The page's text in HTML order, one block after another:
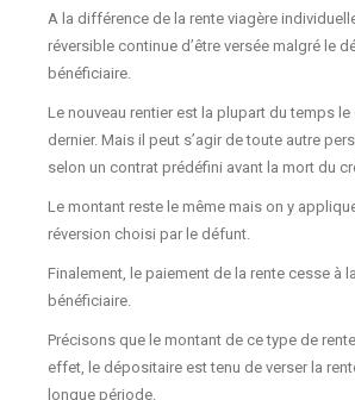
A la différence de la rente viagère
réversible continue d’être versée malgré le
bénéficiaire.
Le nouveau rentier est la plupart du temps
dernier. Mais il peut s’agir de toute autre
selon un contrat prédéfini avant la mort du
Le montant reste le même mais on y
réversion choisi par le défunt.
Finalement, le paiement de la rente cesse à
bénéficiaire.
Précisons que le montant de ce type de
effet, le dépositaire est tenu de verser la
longue période.